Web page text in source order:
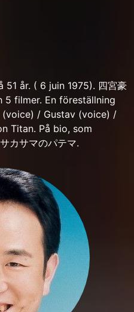
51 år. ( 6 juin 1975). 四宮豪
5 filmer. En föreställning
/ Gustav (voice) /
Titan. På bio, som
カサマのパテマ.